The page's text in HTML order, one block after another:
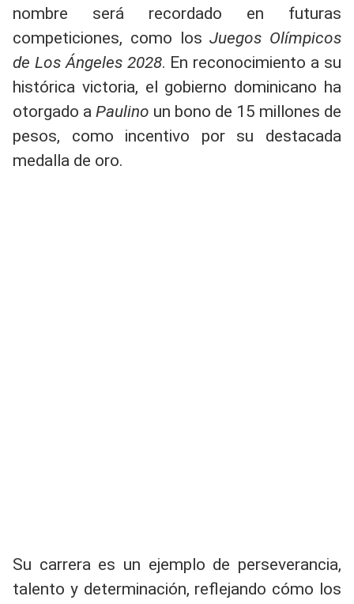
nombre será recordado en futuras
competiciones, como losJuegos Olímpicos
de Los Ángeles 2028. En reconocimiento a su
histórica victoria, el gobierno dominicano ha
otorgado a Paulino un bono de 15 millones de
pesos, como incentivo por su destacada
medalla de oro.
Su carrera es un ejemplo de perseverancia,
talento y determinación, reflejando cómo los